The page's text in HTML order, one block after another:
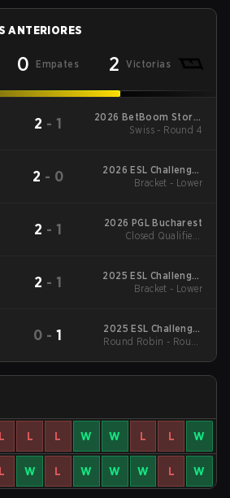
ANTERIORES
0 Empates 2 Victorias
2 - 1
2026 BetBoom Storm
Season 3
Swiss - Round 4
2 - 0
2026 ESL Challenger
League Season 51:
Bracket - Lower
2 - 1
2026 PGL Bucharest
Closed Qualifier -
2 - 1
2025 ESL Challenger
League Season 49:
Bracket - Lower
0 -1
2025 ESL Challenger
League Season 49:
Round Robin - Round
L L L W W L L W
L W L W W W L W